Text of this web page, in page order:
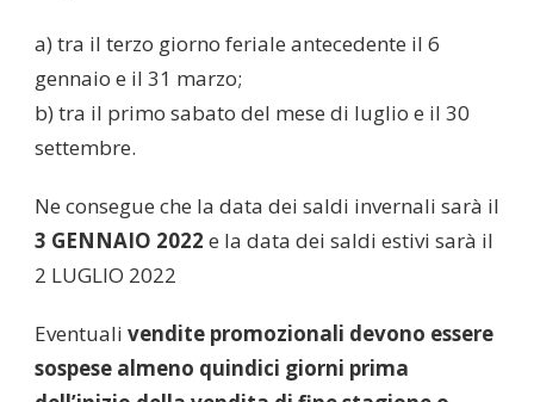
a) tra il terzo giorno feriale antecedente il 6
gennaio e il 31 marzo;
b) tra il primo sabato del mese di luglio e il 30
settembre.
Ne consegue che la data dei saldi invernali sarà il
3 GENNAIO 2022 e la data dei saldi estivi sarà il
2 LUGLIO 2022
Eventuali vendite promozionali devono essere
sospese almeno quindici giorni prima